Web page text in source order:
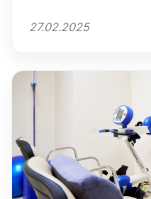
выступлением
27.02.2025